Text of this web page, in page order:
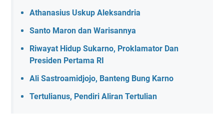
Athanasius Uskup Aleksandria
Santo Maron dan Warisannya
Riwayat Hidup Sukarno, Proklamator Dan
Presiden Pertama RI
Ali Sastroamidjojo, Banteng Bung Karno
Tertulianus, Pendiri Aliran Tertulian